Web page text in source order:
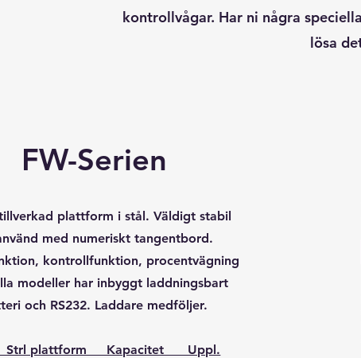
kontrollvågar. Har ni några
lösa
FW-Serien
plattform i stål. Väldigt stabil
med numeriskt tangentbord.
kontrollfunktion, procentvägning
modeller har inbyggt laddningsbart
och RS232. Laddare medföljer.
Strl plattform Kapacitet Uppl.